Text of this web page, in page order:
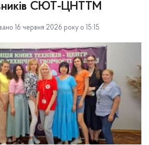
СЮТ-ЦНТТМ
16 червня 2026 року о 15:15